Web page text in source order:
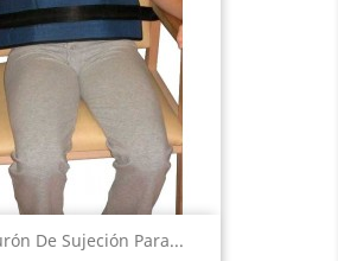
De Sujeción Para...